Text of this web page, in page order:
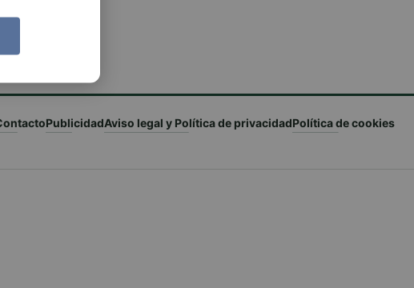
PublicidadAviso legal y Política de privacidadPolítica de cookies